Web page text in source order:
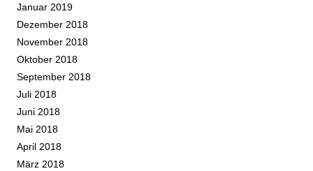
Januar 2019
Dezember 2018
November 2018
Oktober 2018
September 2018
Juli 2018
Juni 2018
Mai 2018
April 2018
März 2018